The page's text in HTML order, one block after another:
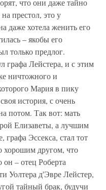
что они даже тайно
престол, это у
даже хотела женить его
– якобы его
только предлог.
графа Лейстера, и с этим
ничтожного и
Мария в пику
история, с очень
потом. Так вот: мать
Елизаветы, а лучшим
графа Эссекса, стал тот
хорошим другом, что
– отец Роберта
Уолтера д'Эвре Лейстер,
тайный брак, будучи